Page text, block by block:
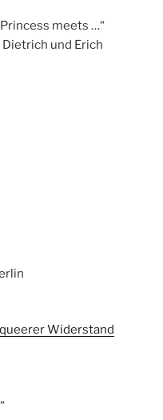
meets …“
und Erich
Widerstand